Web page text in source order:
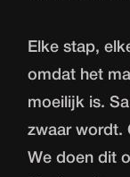
Elke stap,
omdat het
moeilijk is.
zwaar wordt.
We doen dit